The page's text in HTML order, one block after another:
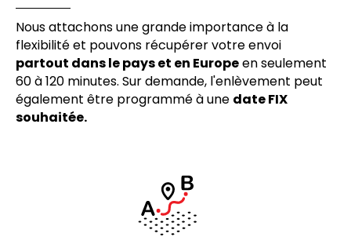
Nous attachons une grande importance à la
flexibilité et pouvons récupérer votre envoi
partout dans le pays et en Europeen seulement
60 à 120 minutes. Sur demande, l'enlèvement peut
également être programmé à une date FIX
souhaitée.